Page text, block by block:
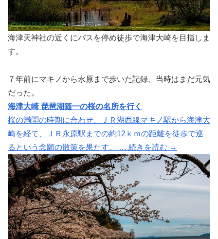
海津天神社の近くにバスを停め徒歩で海津大崎を目指しま
す。
７年前にマキノから永原まで歩いた記録、当時はまだ元気
だった。
海津大崎 琵琶湖随一の桜の名所を行く
桜の満開の時期に合わせ、ＪＲ湖西線マキノ駅から海津大
崎を経て、ＪＲ永原駅までの約12ｋｍの距離を徒歩で巡
るという念願の散策を果たす。 … 続きを読む →